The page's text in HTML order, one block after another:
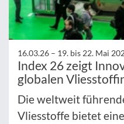
16.03.26 – 19. bis 22. Mai
Index 26 zeigt
globalen
Die weltweit
Vliesstoffe bietet